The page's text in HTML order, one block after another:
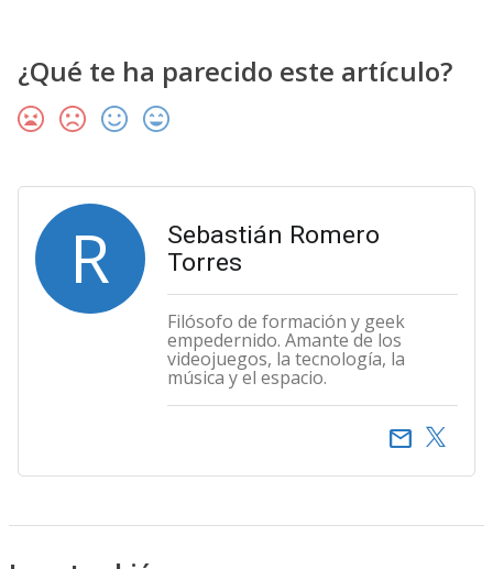
¿Qué te ha parecido este artículo?
R
Sebastián Romero
Torres
Filósofo de formación y geek
empedernido. Amante de los
videojuegos, la tecnología, la
música y el espacio.
email